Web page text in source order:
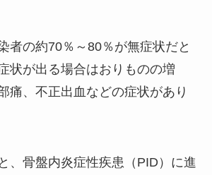
者の約70％～80％が無症状だと
状が出る場合はおりものの増
痛、不正出血などの症状があり
、骨盤内炎症性疾患（PID）に進